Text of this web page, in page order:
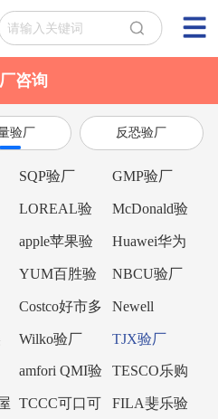
咨询
验厂 反恐验厂
SQP验厂 GMP验厂
LOREAL验
厂
McDonald验
厂
apple苹果验
厂
Huawei华为
验厂
YUM百胜验
厂
NBCU验厂
Costco好市多
验厂
Newell
Brands纽威验
厂
Wilko验厂 TJX验厂
amfori QMI验
厂
TESCO乐购
验厂
TCCC可口可
FILA斐乐验